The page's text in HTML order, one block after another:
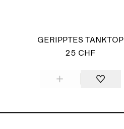
GERIPPTES TANKTOP
25 CHF